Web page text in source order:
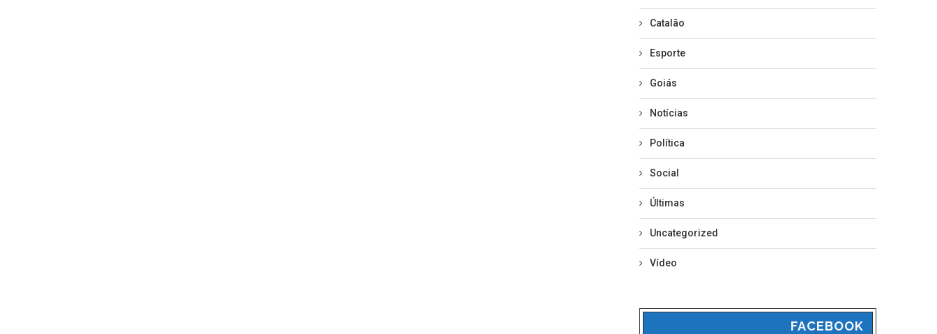
Catalão
Esporte
Goiás
Notícias
Política
Social
Últimas
Uncategorized
Vídeo
FACEBOOK